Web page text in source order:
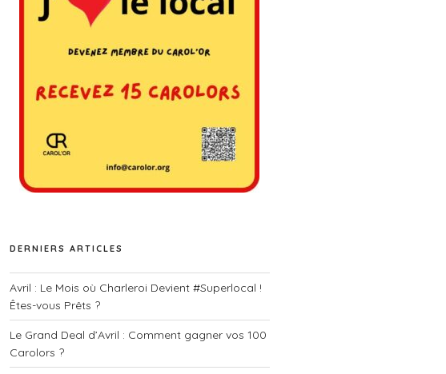
DERNIERS ARTICLES
Avril : Le Mois où Charleroi Devient #Superlocal !
Êtes-vous Prêts ?
Le Grand Deal d’Avril : Comment gagner vos 100
Carolors ?